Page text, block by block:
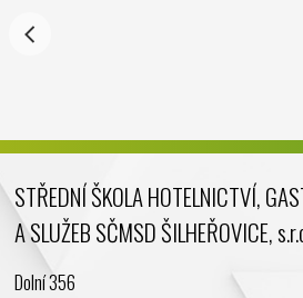
STŘEDNÍ ŠKOLA HOTELNICTVÍ,
A SLUŽEB SČMSD ŠILHEŘOVICE,
Dolní 356